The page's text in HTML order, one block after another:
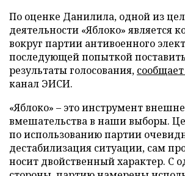
По оценке Данилила, одной из
деятельности «Яблоко» является
вокруг партии антивоенного
последующей попыткой
результаты голосования, сообщает
канал ЭИСИ.
«Яблоко» – это инструмент
вмешательства в наши выборы.
по использованию партии
дестабилизация ситуации, сам
носит двойственный характер. С